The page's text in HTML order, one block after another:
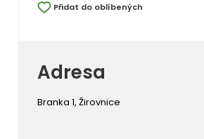
Přidat do oblíbených
Adresa
Branka 1, Žirovnice